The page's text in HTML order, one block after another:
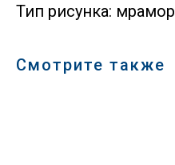
Тип рисунка: мрамор
Смотрите также